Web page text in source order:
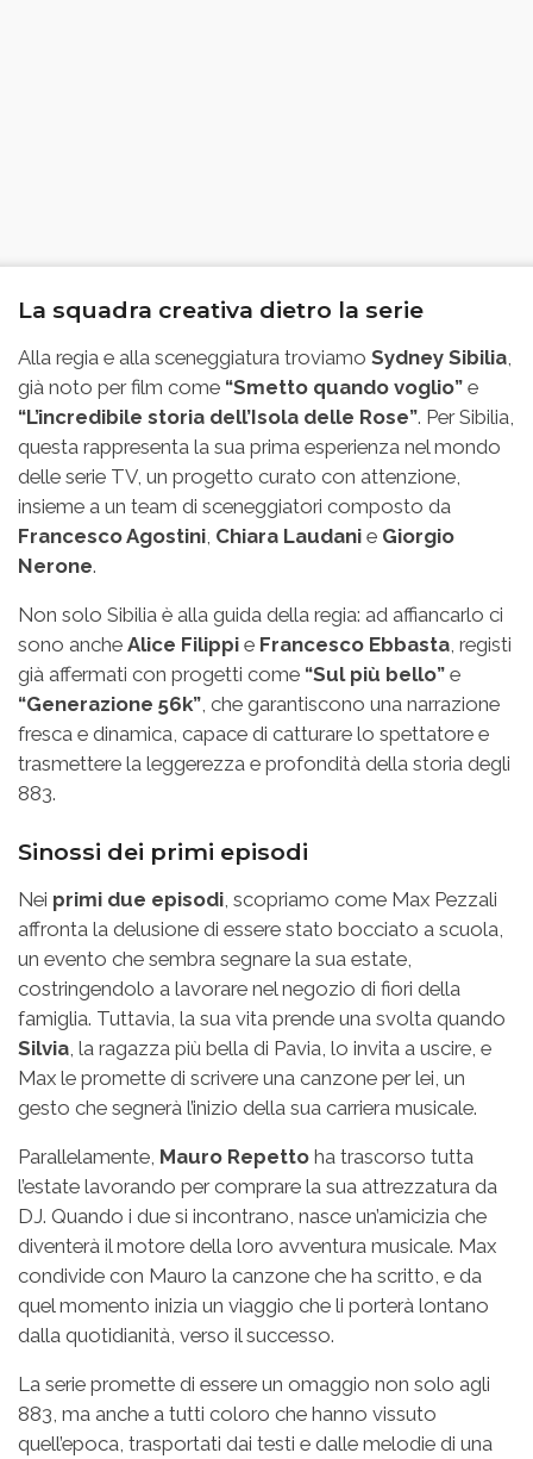
La squadra creativa dietro la serie
Alla regia e alla sceneggiatura troviamo Sydney Sibilia
già noto per film come “Smetto quando voglio” e
“L’incredibile storia dell’Isola delle Rose”. Per Sibilia,
questa rappresenta la sua prima esperienza nel mondo
delle serie TV, un progetto curato con attenzione,
insieme a un team di sceneggiatori composto da
Francesco Agostini Chiara Laudani e Giorgio
Nerone.
Non solo Sibilia è alla guida della regia: ad affiancarlo ci
sono anche Alice Filippi e Francesco Ebbasta , registi
già affermati con progetti come “Sul più bello” e
“Generazione 56k” , che garantiscono una narrazione
fresca e dinamica, capace di catturare lo spettatore e
trasmettere la leggerezza e profondità della storia degli
883.
Sinossi dei primi episodi
Nei primi due episodi , scopriamo come Max Pezzali
affronta la delusione di essere stato bocciato a scuola,
un evento che sembra segnare la sua estate,
costringendolo a lavorare nel negozio di fiori della
famiglia. Tuttavia, la sua vita prende una svolta quando
Silvia , la ragazza più bella di Pavia, lo invita a uscire, e
Max le promette di scrivere una canzone per lei, un
gesto che segnerà l’inizio della sua carriera musicale.
Parallelamente, Mauro Repetto ha trascorso tutta
l’estate lavorando per comprare la sua attrezzatura da
DJ. Quando i due si incontrano, nasce un’amicizia che
diventerà il motore della loro avventura musicale. Max
condivide con Mauro la canzone che ha scritto, e da
quel momento inizia un viaggio che li porterà lontano
dalla quotidianità, verso il successo.
La serie promette di essere un omaggio non solo agli
883, ma anche a tutti coloro che hanno vissuto
quell’epoca, trasportati dai testi e dalle melodie di una